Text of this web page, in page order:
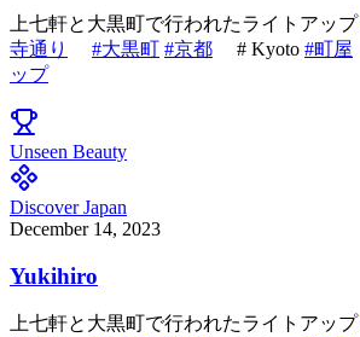
上七軒と大黒町で行われたライトアップ
寺通り
#大黒町 #京都 # Kyoto #町屋
ップ
Unseen Beauty
Discover Japan
December 14, 2023
Yukihiro
上七軒と大黒町で行われたライトアップ